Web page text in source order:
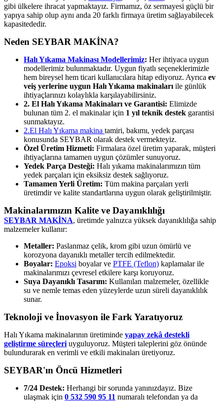
gibi ülkelere ihracat yapmaktayız. Firmamız, öz sermayesi güçlü bir
yapıya sahip olup aynı anda 20 farklı firmaya üretim sağlayabilecek
kapasitededir.
Neden SEYBAR MAKİNA?
Halı Yıkama Makinası Modellerimiz: Her ihtiyaca uygun
modellerimiz bulunmaktadır. Uygun fiyatlı seçeneklerimizle
hem bireysel hem ticari kullanıcılara hitap ediyoruz. Ayrıca ev
veiş yerlerine uygun Halı Yıkama makinaları ile günlük
ihtiyaçlarınızı kolaylıkla karşılayabilirsiniz.
2. El Halı Yıkama Makinaları ve Garantisi: Elimizde
bulunan tüm 2. el makinalar için 1 yıl teknik destek garantisi
sunmaktayız.
2.El Halı Yıkama makina tamiri, bakımı, yedek parçası
konusunda SEYBAR olarak destek vermekteyiz.
Özel Üretim Hizmeti: Firmalara özel üretim yaparak, müşteri
ihtiyaçlarına tamamen uygun çözümler sunuyoruz.
Yedek Parça Desteği: Halı yıkama makinalarımızın tüm
yedek parçaları için eksiksiz destek sağlıyoruz.
Tamamen Yerli Üretim: Tüm makina parçaları yerli
üretimdir ve kalite standartlarına uygun olarak geliştirilmiştir.
Makinalarımızın Kalite ve Dayanıklılığı
SEYBAR MAKİNA, üretimde yalnızca yüksek dayanıklılığa sahip
malzemeler kullanır:
Metaller: Paslanmaz çelik, krom gibi uzun ömürlü ve
korozyona dayanıklı metaller tercih edilmektedir.
Boyalar: Epoksi boyalar ve PTFE (Teflon) kaplamalar ile
makinalarımızı çevresel etkilere karşı koruyoruz.
Suya Dayanıklı Tasarım: Kullanılan malzemeler, özellikle
su ve nemle temas eden yüzeylerde uzun süreli dayanıklılık
sunar.
Teknoloji ve İnovasyon ile Fark Yaratıyoruz
Halı Yıkama makinalarının üretiminde yapay zekâ destekli
geliştirme süreçleri uyguluyoruz. Müşteri taleplerini göz önünde
bulundurarak en verimli ve etkili makinaları üretiyoruz.
SEYBAR'ın Öncü Hizmetleri
7/24 Destek: Herhangi bir sorunda yanınızdayız. Bize
ulaşmak için 0 532 590 95 11 numaralı telefondan ya da